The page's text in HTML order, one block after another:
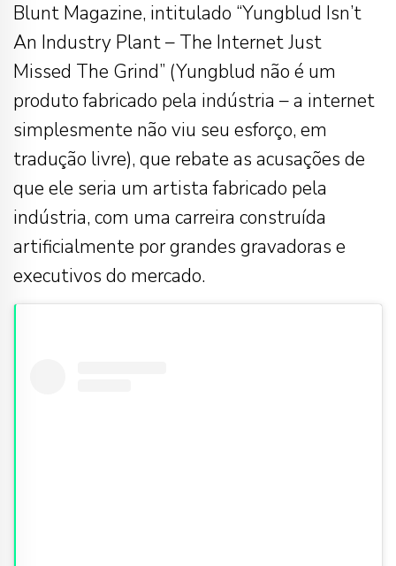
Blunt Magazine, intitulado “Yungblud Isn’t
An Industry Plant – The Internet Just
Missed The Grind” (Yungblud não é um
produto fabricado pela indústria – a internet
simplesmente não viu seu esforço, em
tradução livre), que rebate as acusações de
que ele seria um artista fabricado pela
indústria, com uma carreira construída
artificialmente por grandes gravadoras e
executivos do mercado.